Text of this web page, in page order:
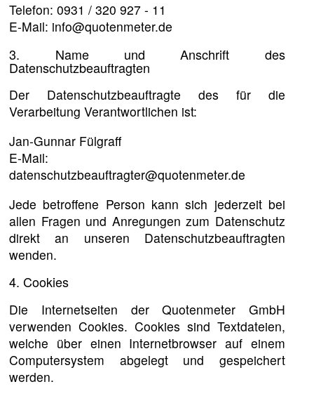
Telefon: 0931 / 320 927 - 11
E-Mail: info@quotenmeter.de
3. Name und Anschrift des
Datenschutzbeauftragten
Der Datenschutzbeauftragte des für die
Verarbeitung Verantwortlichen ist:
Jan-Gunnar Fülgraff
E-Mail:
datenschutzbeauftragter@quotenmeter.de
Jede betroffene Person kann sich jederzeit bei
allen Fragen und Anregungen zum Datenschutz
direkt an unseren Datenschutzbeauftragten
wenden.
4. Cookies
Die Internetseiten der Quotenmeter GmbH
verwenden Cookies. Cookies sind Textdateien,
welche über einen Internetbrowser auf einem
Computersystem abgelegt und gespeichert
werden.